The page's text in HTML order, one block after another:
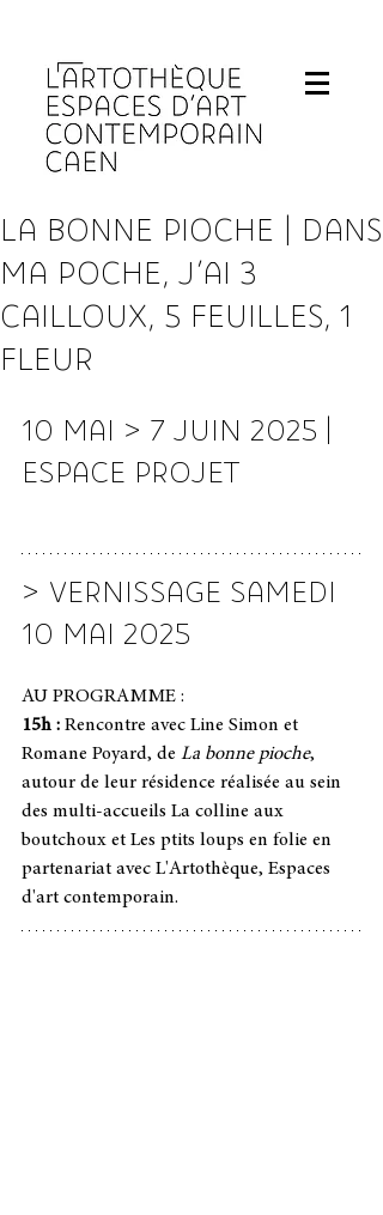
LA BONNE PIOCHE | DANS
MA POCHE, J'AI 3
CAILLOUX, 5 FEUILLES, 1
FLEUR
10 MAI > 7 JUIN 2025 |
ESPACE PROJET
> VERNISSAGE SAMEDI
10 MAI 2025
AU PROGRAMME :
15h : Rencontre avec Line Simon et
Romane Poyard, de La bonne pioche,
autour de leur résidence réalisée au sein
des multi-accueils La colline aux
boutchoux et Les ptits loups en folie en
partenariat avec L'Artothèque, Espaces
d'art contemporain.